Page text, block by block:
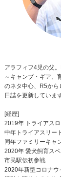
アラフィフ4児の父
～キャンプ・ギア、
のネタ中心、R5から
日誌を更新しています
[経歴]
2019年 トライアス
中年トライアスリー
同年ファミリーキャ
2020年 愛犬飼育ス
市民駅伝初参戦
2020年新型コロナウ